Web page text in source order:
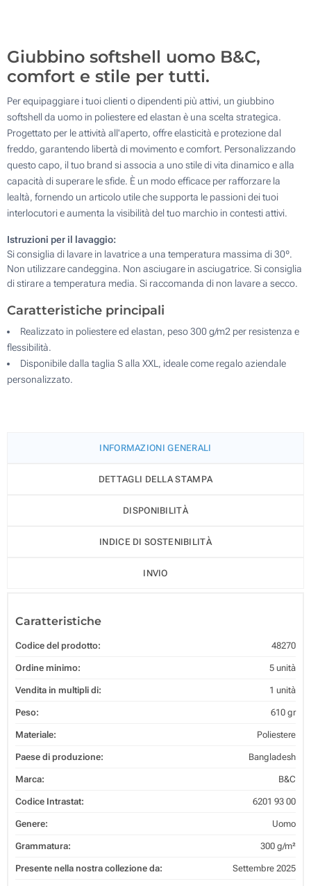
Giubbino softshell uomo B&C,
comfort e stile per tutti.
Per equipaggiare i tuoi clienti o dipendenti più attivi, un giubbino
softshell da uomo in poliestere ed elastan è una scelta strategica.
Progettato per le attività all'aperto, offre elasticità e protezione dal
freddo, garantendo libertà di movimento e comfort. Personalizzando
questo capo, il tuo brand si associa a uno stile di vita dinamico e alla
capacità di superare le sfide. È un modo efficace per rafforzare la
lealtà, fornendo un articolo utile che supporta le passioni dei tuoi
interlocutori e aumenta la visibilità del tuo marchio in contesti attivi.
Istruzioni per il lavaggio:
Si consiglia di lavare in lavatrice a una temperatura massima di 30º.
Non utilizzare candeggina. Non asciugare in asciugatrice. Si consiglia
di stirare a temperatura media. Si raccomanda di non lavare a secco.
Caratteristiche principali
Realizzato in poliestere ed elastan, peso 300 g/m2 per resistenza e
flessibilità.
Disponibile dalla taglia S alla XXL, ideale come regalo aziendale
personalizzato.
INFORMAZIONI GENERALI
DETTAGLI DELLA STAMPA
DISPONIBILITÀ
INDICE DI SOSTENIBILITÀ
INVIO
Caratteristiche
Codice del prodotto: 48270
Ordine minimo: 5 unità
Vendita in multipli di: 1 unità
Peso: 610 gr
Materiale: Poliestere
Paese di produzione: Bangladesh
Marca: B&C
Codice Intrastat: 6201 93 00
Genere: Uomo
Grammatura: 300 g/m²
Presente nella nostra collezione da: Settembre 2025